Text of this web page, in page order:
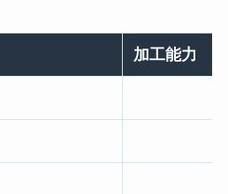
加工能力